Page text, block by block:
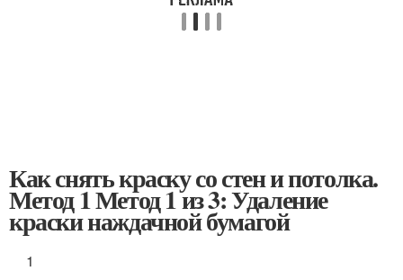
Как снять краску со стен и потолка.
Метод 1 Метод 1 из 3: Удаление
краски наждачной бумагой
1